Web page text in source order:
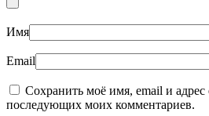
Имя
Email
Сохранить моё имя, email и адрес
последующих моих комментариев.